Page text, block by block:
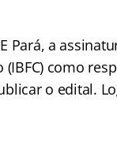
Pará, a
como
o edital.